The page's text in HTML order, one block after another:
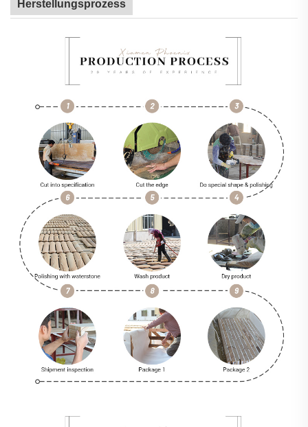
Herstellungsprozess